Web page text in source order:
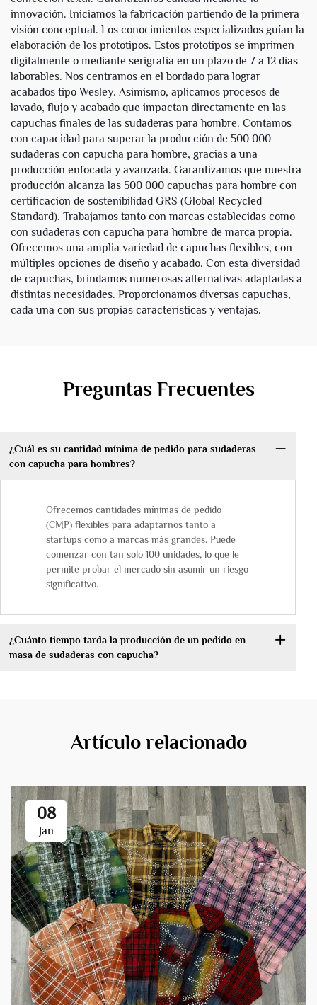
innovación. Iniciamos la fabricación partiendo de la primera
visión conceptual. Los conocimientos especializados guían la
elaboración de los prototipos. Estos prototipos se imprimen
digitalmente o mediante serigrafía en un plazo de 7 a 12 días
laborables. Nos centramos en el bordado para lograr
acabados tipo Wesley. Asimismo, aplicamos procesos de
lavado, flujo y acabado que impactan directamente en las
capuchas finales de las sudaderas para hombre. Contamos
con capacidad para superar la producción de 500 000
sudaderas con capucha para hombre, gracias a una
producción enfocada y avanzada. Garantizamos que nuestra
producción alcanza las 500 000 capuchas para hombre con
certificación de sostenibilidad GRS (Global Recycled
Standard). Trabajamos tanto con marcas establecidas como
con sudaderas con capucha para hombre de marca propia.
Ofrecemos una amplia variedad de capuchas flexibles, con
múltiples opciones de diseño y acabado. Con esta diversidad
de capuchas, brindamos numerosas alternativas adaptadas a
distintas necesidades. Proporcionamos diversas capuchas,
cada una con sus propias características y ventajas.
Preguntas Frecuentes
¿Cuál es su cantidad mínima de pedido para sudaderas
con capucha para hombres?
Ofrecemos cantidades mínimas de pedido
(CMP) flexibles para adaptarnos tanto a
startups como a marcas más grandes. Puede
comenzar con tan solo 100 unidades, lo que le
permite probar el mercado sin asumir un riesgo
significativo.
¿Cuánto tiempo tarda la producción de un pedido en
masa de sudaderas con capucha?
Artículo relacionado
08
Jan